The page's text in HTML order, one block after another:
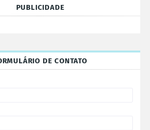
PUBLICIDADE
DE CONTATO